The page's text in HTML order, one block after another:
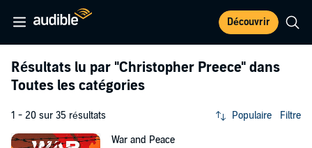
Découvrir
Résultats lu par "Christopher Preece" dans
Toutes les catégories
1 - 20 sur 35 résultats Populaire Filtre
War and Peace